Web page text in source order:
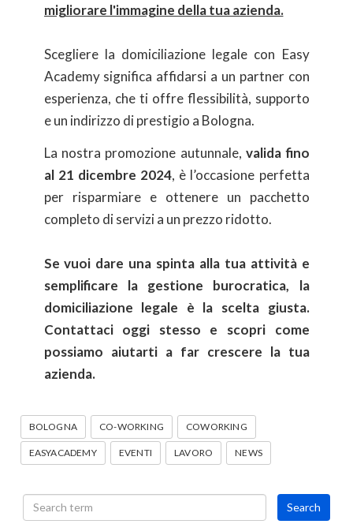
migliorare l'immagine della tua azienda.
Scegliere la domiciliazione legale con Easy
Academy significa affidarsi a un partner con
esperienza, che ti offre flessibilità, supporto
e un indirizzo di prestigio a Bologna.
La nostra promozione autunnale,valida fino
al 21 dicembre 2024, è l’occasione perfetta
per risparmiare e ottenere un pacchetto
completo di servizi a un prezzo ridotto.
Se vuoi dare una spinta alla tua attività e
semplificare la gestione burocratica, la
domiciliazione legale è la scelta giusta.
Contattaci oggi stesso e scopri come
possiamo aiutarti a far crescere la tua
azienda.
BOLOGNA CO-WORKING COWORKING
EASYACADEMY EVENTI LAVORO NEWS